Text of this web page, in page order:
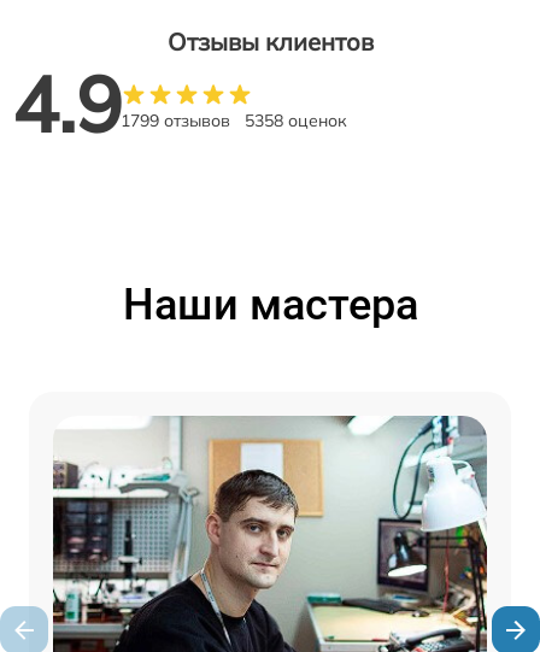
Отзывы клиентов
4.91799 отзывов 5358 оценок
Наши мастера